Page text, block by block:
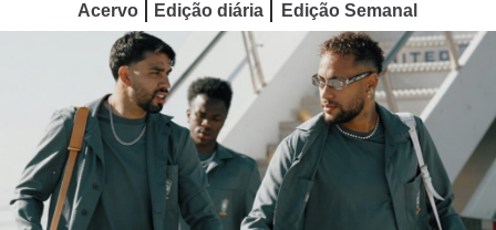
Acervo Edição diária Edição Semanal